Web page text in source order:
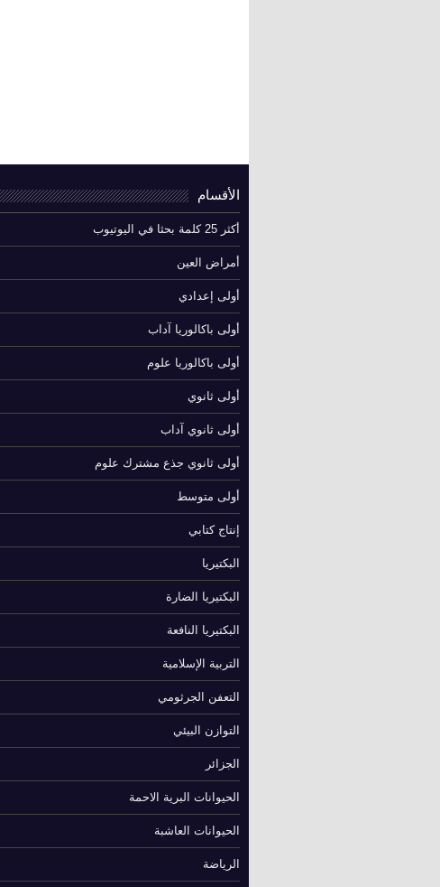
الأقسام
أكثر 25 كلمة بحثا في اليوتيوب
أمراض العين
أولى إعدادي
أولى باكالوريا آداب
أولى باكالوريا علوم
أولى ثانوي
أولى ثانوي آداب
أولى ثانوي جذع مشترك علوم
أولى متوسط
إنتاج كتابي
البكتيريا
البكتيريا الضارة
البكتيريا النافعة
التربية الإسلامية
التعفن الجرثومي
التوازن البيئي
الجزائر
الحيوانات البرية الاحمة
الحيوانات العاشبة
الرياضة